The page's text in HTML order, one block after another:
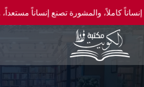
والمشورة تصنع إنساناً مستعداً، والكتابة تصنع